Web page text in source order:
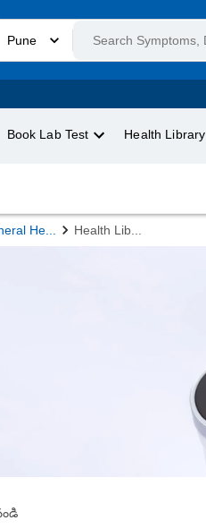
Pune
Book Lab Test Health Library
He... Health Lib...